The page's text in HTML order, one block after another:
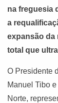
na freguesia
a
expansão da
total que
O Presidente
Manuel Tibo
Norte,